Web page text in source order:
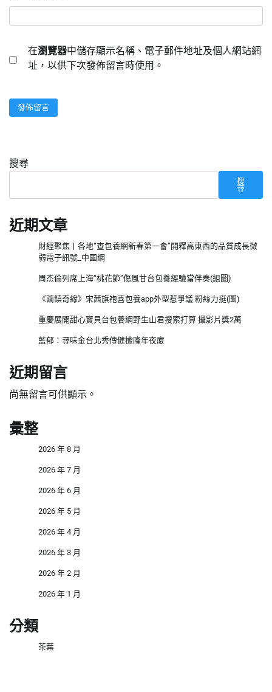
在瀏覽器中儲存顯示名稱、電子郵件地址及個人網站網
址，以供下次發佈留言時使用。
搜尋
搜
尋
近期文章
財經聚焦丨各地“查包養網新春第一會”開釋高東西的品質成長微
弱電子訊號_中國網
周杰倫列席上海“桃花節”傷風甘台包養經驗當伴奏(組圖)
《繭鎮奇緣》宋茜旗袍喜包養app外型惹爭議 粉絲力挺(圖)
重慶展開甜心寶貝台包養網野生山君搜索打算 攝影片獎2萬
藍郁：尋味金台北秀傳健檢隆年夜廈
近期留言
尚無留言可供顯示。
彙整
2026 年 8 月
2026 年 7 月
2026 年 6 月
2026 年 5 月
2026 年 4 月
2026 年 3 月
2026 年 2 月
2026 年 1 月
分類
茶葉